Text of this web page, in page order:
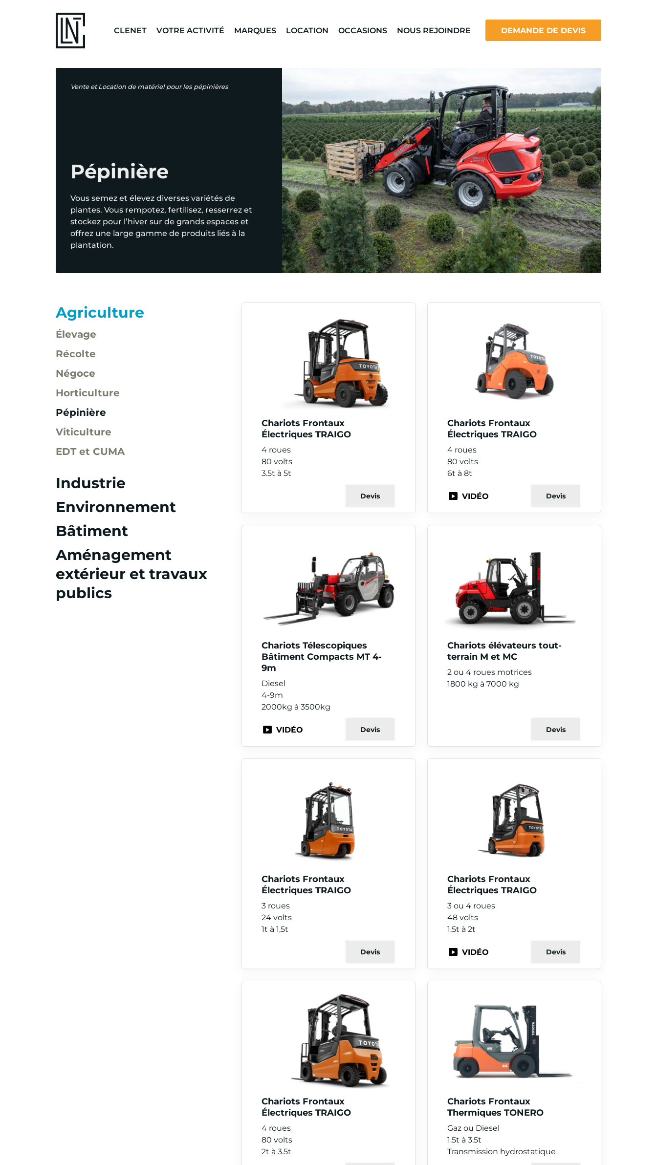
CLENET VOTRE ACTIVITÉ MARQUES LOCATION OCCASIONS NOUS REJOINDRE DEMANDE DE DEVIS
Vente et Location de matériel pour les pépinières
Pépinière
Vous semez et élevez diverses variétés de
plantes. Vous rempotez, fertilisez, resserrez et
stockez pour l’hiver sur de grands espaces et
offrez une large gamme de produits liés à la
plantation.
Agriculture
Élevage
Récolte
Négoce
Horticulture
Pépinière
Viticulture
EDT et CUMA
Industrie
Environnement
Bâtiment
Aménagement
extérieur et travaux
publics
Chariots Frontaux
Électriques TRAIGO
4 roues
80 volts
3.5t à 5t
Devis
Chariots Frontaux
Électriques TRAIGO
4 roues
80 volts
6t à 8t
VIDÉO Devis
Chariots Télescopiques
Bâtiment Compacts MT 4-
9m
Diesel
4-9m
2000kg à 3500kg
VIDÉO Devis
Chariots élévateurs tout-
terrain M et MC
2 ou 4 roues motrices
1800 kg à 7000 kg
Devis
Chariots Frontaux
Électriques TRAIGO
3 roues
24 volts
1t à 1,5t
Devis
Chariots Frontaux
Électriques TRAIGO
3 ou 4 roues
48 volts
1,5t à 2t
VIDÉO Devis
Chariots Frontaux
Électriques TRAIGO
4 roues
80 volts
2t à 3.5t
Chariots Frontaux
Thermiques TONERO
Gaz ou Diesel
1.5t à 3.5t
Transmission hydrostatique